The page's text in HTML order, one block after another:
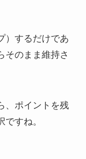
）するだけであ
そのまま維持さ
、ポイントを残
すね。